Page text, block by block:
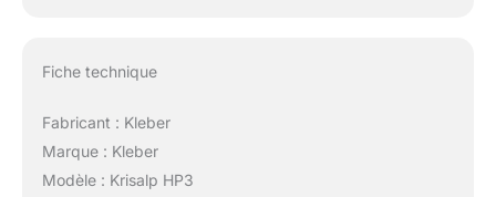
Fiche technique
Fabricant : Kleber
Marque : Kleber
Modèle : Krisalp HP3